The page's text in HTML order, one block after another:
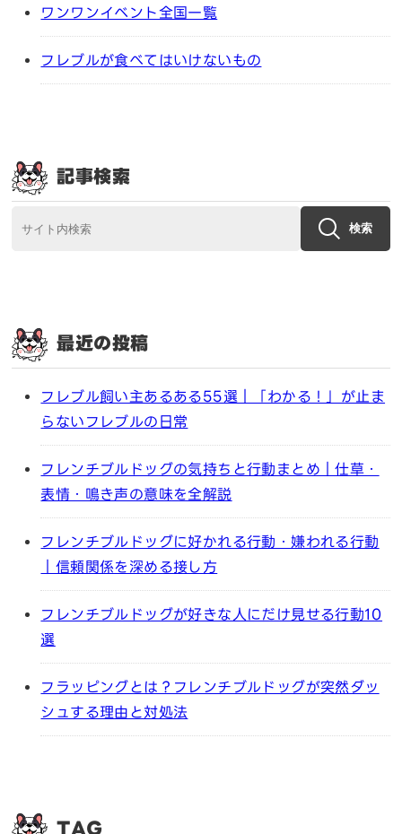
ワンワンイベント全国一覧
フレブルが食べてはいけないもの
記事検索
検索
最近の投稿
フレブル飼い主あるある55選｜「わかる！」が止ま
らないフレブルの日常
フレンチブルドッグの気持ちと行動まとめ｜仕草・
表情・鳴き声の意味を全解説
フレンチブルドッグに好かれる行動・嫌われる行動
｜信頼関係を深める接し方
フレンチブルドッグが好きな人にだけ見せる行動10
選
フラッピングとは？フレンチブルドッグが突然ダッ
シュする理由と対処法
TAG